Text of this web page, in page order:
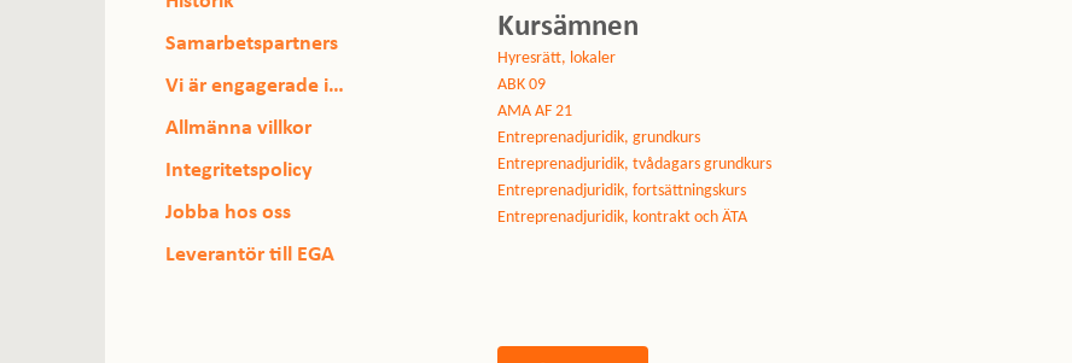
Samarbetspartners
Vi är engagerade i…
Allmänna villkor
Integritetspolicy
Jobba hos oss
Leverantör till EGA
Kursämnen
Hyresrätt, lokaler
ABK 09
AMA AF 21
Entreprenadjuridik, grundkurs
Entreprenadjuridik, tvådagars grundkurs
Entreprenadjuridik, fortsättningskurs
Entreprenadjuridik, kontrakt och ÄTA